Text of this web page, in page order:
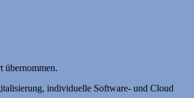
übernommen.
individuelle Software- und Cloud